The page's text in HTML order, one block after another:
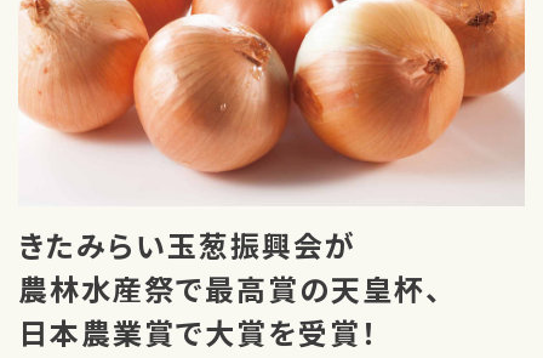
きたみらい玉葱振興会が
農林水産祭で最高賞の天皇杯、
日本農業賞で大賞を受賞！